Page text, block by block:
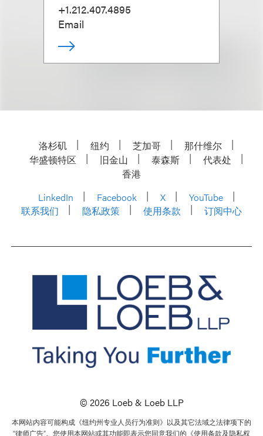
+1.212.407.4895
Email
洛杉矶 纽约 芝加哥
那什维尔
华盛顿特区
旧金山 泰森斯
代表处
香港
LinkedIn
Facebook X
YouTube
联系我们
隐私政策 使用条款 订阅中心
© 2026 Loeb & Loeb LLP
本网站内容可能构成《纽约州专业人员行为准则》以及其它法域之法律项下的
“律师广告”。您使用本网站或其功能即表示您同意我们的《使用条款及隐私权